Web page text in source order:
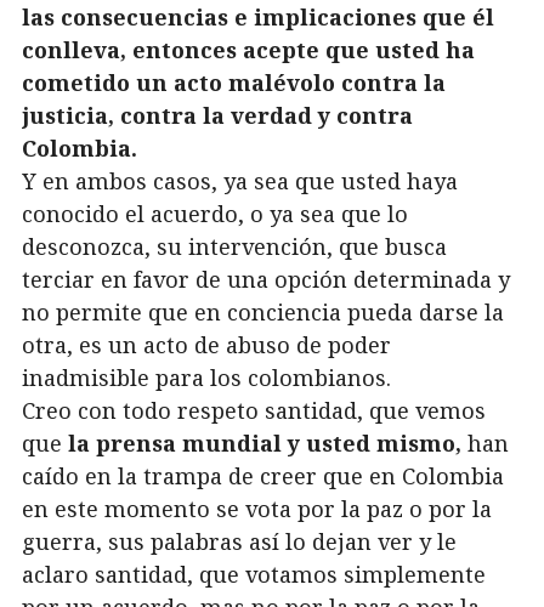
las consecuencias e implicaciones que él
conlleva, entonces acepte que usted ha
cometido un acto malévolo contra la
justicia, contra la verdad y contra
Colombia.
Y en ambos casos, ya sea que usted haya
conocido el acuerdo, o ya sea que lo
desconozca, su intervención, que busca
terciar en favor de una opción determinada y
no permite que en conciencia pueda darse la
otra, es un acto de abuso de poder
inadmisible para los colombianos.
Creo con todo respeto santidad, que vemos
que la prensa mundial y usted mismo, han
caído en la trampa de creer que en Colombia
en este momento se vota por la paz o por la
guerra, sus palabras así lo dejan ver y le
aclaro santidad, que votamos simplemente